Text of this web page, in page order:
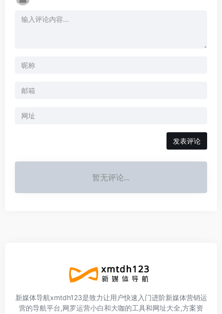
暂无评论...
新媒体导航xmtdh123是致力让用户快速入门进阶新媒体营销运
营的导航平台,网罗运营小白和大咖的工具和网址大全,方案资